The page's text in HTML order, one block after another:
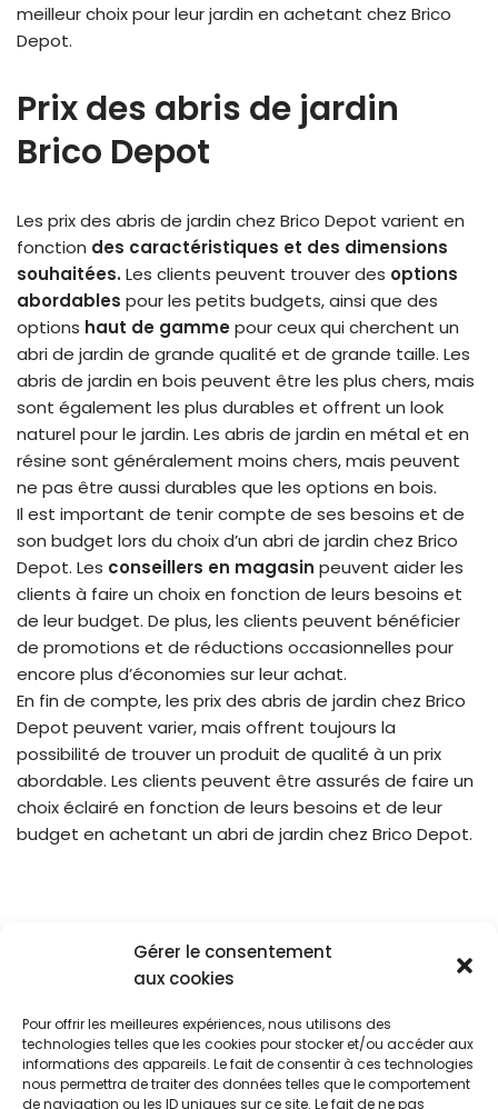
Gérer le consentement
aux cookies
Pour offrir les meilleures expériences, nous utilisons des
technologies telles que les cookies pour stocker et/ou accéder aux
informations des appareils. Le fait de consentir à ces technologies
nous permettra de traiter des données telles que le comportement
de navigation ou les ID uniques sur ce site. Le fait de ne pas
meilleur choix pour leur jardin en achetant chez Brico
Depot.
Prix des abris de jardin
Brico Depot
Les prix des abris de jardin chez Brico Depot varient en
fonction des caractéristiques et des dimensions
souhaitées. Les clients peuvent trouver des options
abordables pour les petits budgets, ainsi que des
options haut de gammepour ceux qui cherchent un
abri de jardin de grande qualité et de grande taille. Les
abris de jardin en bois peuvent être les plus chers, mais
sont également les plus durables et offrent un look
naturel pour le jardin. Les abris de jardin en métal et en
résine sont généralement moins chers, mais peuvent
ne pas être aussi durables que les options en bois.
Il est important de tenir compte de ses besoins et de
son budget lors du choix d’un abri de jardin chez Brico
Depot. Les conseillers en magasin peuvent aider les
clients à faire un choix en fonction de leurs besoins et
de leur budget. De plus, les clients peuvent bénéficier
de promotions et de réductions occasionnelles pour
encore plus d’économies sur leur achat.
En fin de compte, les prix des abris de jardin chez Brico
Depot peuvent varier, mais offrent toujours la
possibilité de trouver un produit de qualité à un prix
abordable. Les clients peuvent être assurés de faire un
choix éclairé en fonction de leurs besoins et de leur
budget en achetant un abri de jardin chez Brico Depot.
Blog Cookies
CGU
Politique De Confidentialité